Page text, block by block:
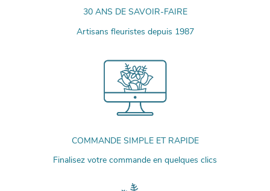
30 ANS DE SAVOIR-FAIRE
Artisans fleuristes depuis 1987
COMMANDE SIMPLE ET RAPIDE
Finalisez votre commande en quelques clics